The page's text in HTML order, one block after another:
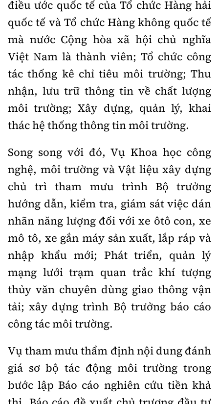
điều ước quốc tế của Tổ chức Hàng hải
quốc tế và Tổ chức Hàng không quốc tế
mà nước Cộng hòa xã hội chủ nghĩa
Việt Nam là thành viên; Tổ chức công
tác thống kê chỉ tiêu môi trường; Thu
nhận, lưu trữ thông tin về chất lượng
môi trường; Xây dựng, quản lý, khai
thác hệ thống thông tin môi trường.
Song song với đó, Vụ Khoa học công
nghệ, môi trường và Vật liệu xây dựng
chủ trì tham mưu trình Bộ trưởng
hướng dẫn, kiểm tra, giám sát việc dán
nhãn năng lượng đối với xe ôtô con, xe
mô tô, xe gắn máy sản xuất, lắp ráp và
nhập khẩu mới; Phát triển, quản lý
mạng lưới trạm quan trắc khí tượng
thủy văn chuyên dùng giao thông vận
tải; xây dựng trình Bộ trưởng báo cáo
công tác môi trường.
Vụ tham mưu thẩm định nội dung đánh
giá sơ bộ tác động môi trường trong
bước lập Báo cáo nghiên cứu tiền khả